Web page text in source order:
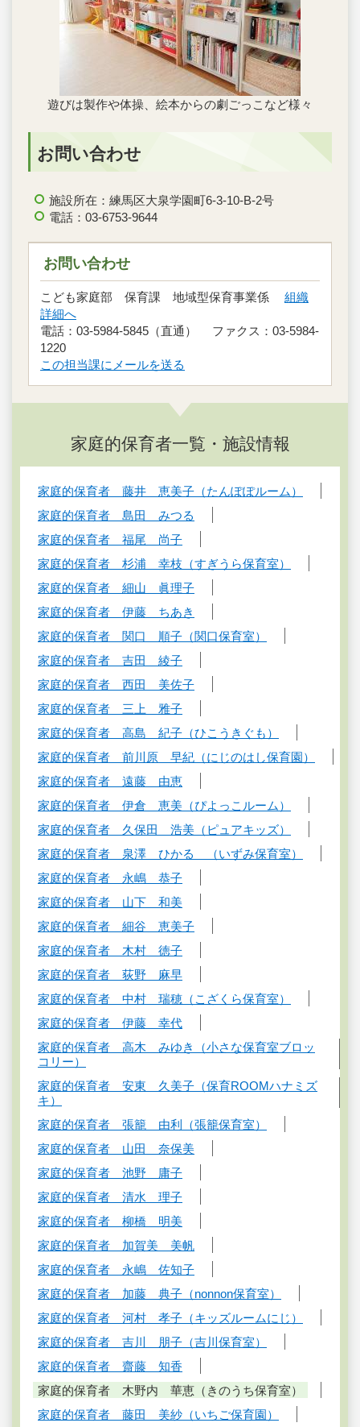
遊びは製作や体操、絵本からの劇ごっこなど様々
お問い合わせ
施設所在：練馬区大泉学園町6-3-10-B-2号
電話：03-6753-9644
お問い合わせ
こども家庭部 保育課 地域型保育事業係 組織
詳細へ
電話：03-5984-5845（直通） ファクス：03-5984-
1220
この担当課にメールを送る
家庭的保育者一覧・施設情報
家庭的保育者 藤井 恵美子（たんぽぽルーム）
家庭的保育者 島田 みつる
家庭的保育者 福尾 尚子
家庭的保育者 杉浦 幸枝（すぎうら保育室）
家庭的保育者 細山 眞理子
家庭的保育者 伊藤 ちあき
家庭的保育者 関口 順子（関口保育室）
家庭的保育者 吉田 綾子
家庭的保育者 西田 美佐子
家庭的保育者 三上 雅子
家庭的保育者 高島 紀子（ひこうきぐも）
家庭的保育者 前川原 早紀（にじのはし保育園）
家庭的保育者 遠藤 由恵
家庭的保育者 伊倉 恵美（ぴよっこルーム）
家庭的保育者 久保田 浩美（ピュアキッズ）
家庭的保育者 泉澤 ひかる （いずみ保育室）
家庭的保育者 永嶋 恭子
家庭的保育者 山下 和美
家庭的保育者 細谷 恵美子
家庭的保育者 木村 徳子
家庭的保育者 荻野 麻早
家庭的保育者 中村 瑞穂（こざくら保育室）
家庭的保育者 伊藤 幸代
家庭的保育者 高木 みゆき（小さな保育室ブロッ
コリー）
家庭的保育者 安東 久美子（保育ROOMハナミズ
キ）
家庭的保育者 張籠 由利（張籠保育室）
家庭的保育者 山田 奈保美
家庭的保育者 池野 庸子
家庭的保育者 清水 理子
家庭的保育者 柳橋 明美
家庭的保育者 加賀美 美帆
家庭的保育者 永嶋 佐知子
家庭的保育者 加藤 典子（nonnon保育室）
家庭的保育者 河村 孝子（キッズルームにじ）
家庭的保育者 吉川 朋子（吉川保育室）
家庭的保育者 齋藤 知香
家庭的保育者 木野内 華恵（きのうち保育室）
家庭的保育者 藤田 美紗（いちご保育園）